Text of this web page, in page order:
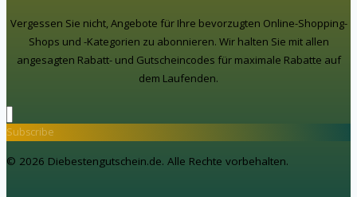
Vergessen Sie nicht, Angebote für Ihre bevorzugten Online-Shopping-
Shops und -Kategorien zu abonnieren. Wir halten Sie mit allen
angesagten Rabatt- und Gutscheincodes für maximale Rabatte auf
dem Laufenden.
Subscribe
© 2026 Diebestengutschein.de. Alle Rechte vorbehalten.